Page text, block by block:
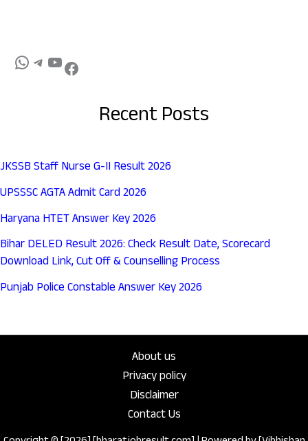
Recent Posts
JKSSB Staff Nurse G-II Result 2026
UPSSSC AGTA Admit Card 2026
Haryana HTET Answer Key 2026
Bihar DELED Result 2026: Check Result Date, Scorecard
Download Link, Cut Off & Counselling Process
Punjab Police Constable Answer Key 2026
About us
Privacy policy
Disclaimer
Contact Us